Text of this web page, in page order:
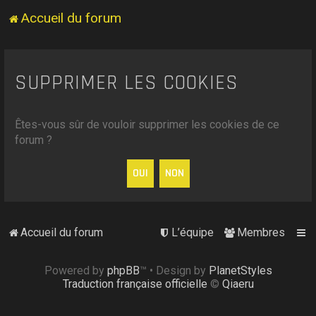
Accueil du forum
SUPPRIMER LES COOKIES
Êtes-vous sûr de vouloir supprimer les cookies de ce
forum ?
Accueil du forum Membres
L’équipe
Powered by phpBB™ • Design by PlanetStyles
Traduction française officielle © Qiaeru